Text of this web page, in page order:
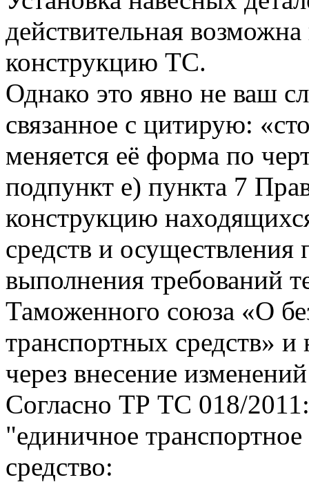
действительная
конструкцию ТС.
Однако это явно не ваш
связанное с цитирую:
меняется её форма по
подпункт е) пункта 7
конструкцию
средств и
выполнения требований
Таможенного союза «О
транспортных средств»
через внесение
Согласно ТР ТС 018/2011:
"единичное
средство: